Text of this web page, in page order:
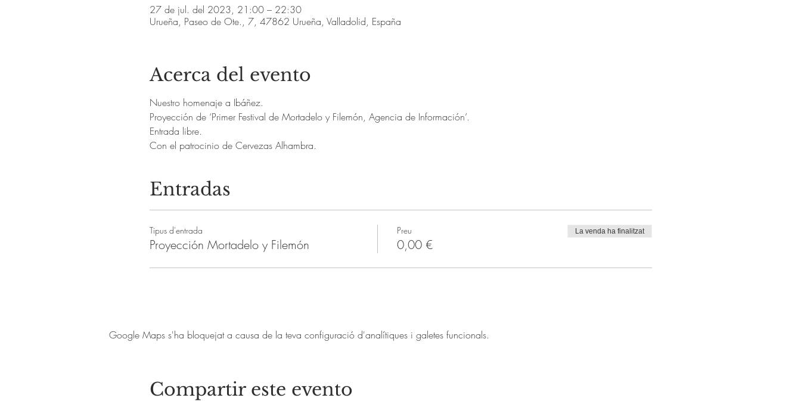
27 de jul. del 2023, 21:00 – 22:30
Urueña, Paseo de Ote., 7, 47862 Urueña, Valladolid, España
Acerca del evento
Nuestro homenaje a Ibáñez.
Proyección de ‘Primer Festival de Mortadelo y Filemón, Agencia de Información’.
Entrada libre.
Con el patrocinio de Cervezas Alhambra.
Entradas
Tipus d'entrada
Proyección Mortadelo y Filemón
Preu
0,00 €
La venda ha finalitzat
Google Maps s'ha bloquejat a causa de la teva configuració d'analítiques i galetes funcionals.
Compartir este evento